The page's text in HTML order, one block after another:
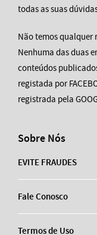
todas as suas
Não temos qualquer
Nenhuma das duas
conteúdos
registada por
registrada pela
Sobre Nós
EVITE FRAUDES
Fale Conosco
Termos de Uso